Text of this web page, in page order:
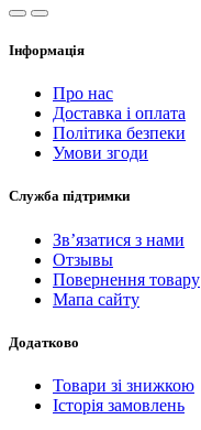
Інформація
Про нас
Доставка і оплата
Політика безпеки
Умови згоди
Служба підтримки
Зв’язатися з нами
Отзывы
Повернення товару
Мапа сайту
Додатково
Товари зі знижкою
Історія замовлень